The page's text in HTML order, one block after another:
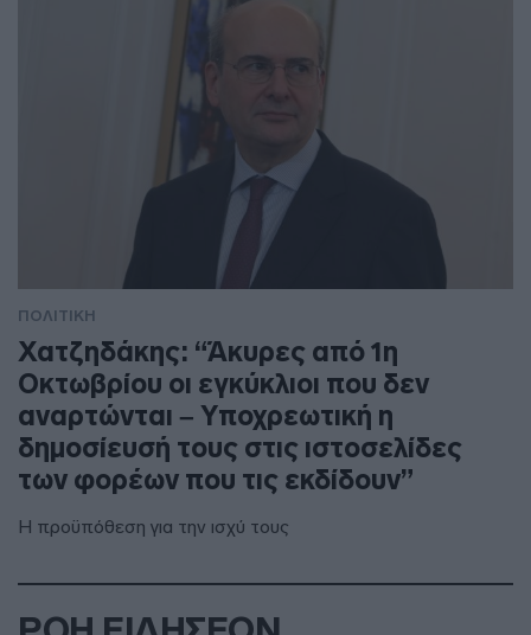
ΠΟΛΙΤΙΚΗ
Χατζηδάκης: “Άκυρες από 1η
Οκτωβρίου οι εγκύκλιοι που δεν
αναρτώνται – Υποχρεωτική η
δημοσίευσή τους στις ιστοσελίδες
των φορέων που τις εκδίδουν”
Η προϋπόθεση για την ισχύ τους